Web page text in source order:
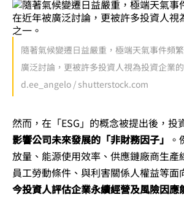
隨著氣候變遷日益嚴重，極端天氣事件頻
廣泛討論，更被許多投資人視為投資企業
d.ee_angelo / shutterstock.com
然而，在「ESG」的概念被提出後，投
影響公司未來發展的「非財務因子」
放量、能源使用效率、供應鏈廠商生產
員工勞動條件、與利害關係人權益等面
今投資人評估企業永續經營及風險因應